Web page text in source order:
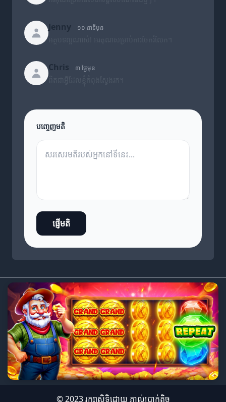
Jenny ១០ នាទីមុន
Chris ៣ ថ្ងៃមុន
បញ្ចេញមតិ
ផ្ញើមតិ
© 2023 រក្សាសិទ្ធិដោយ ភ្នាល់ប្រាក់តិច